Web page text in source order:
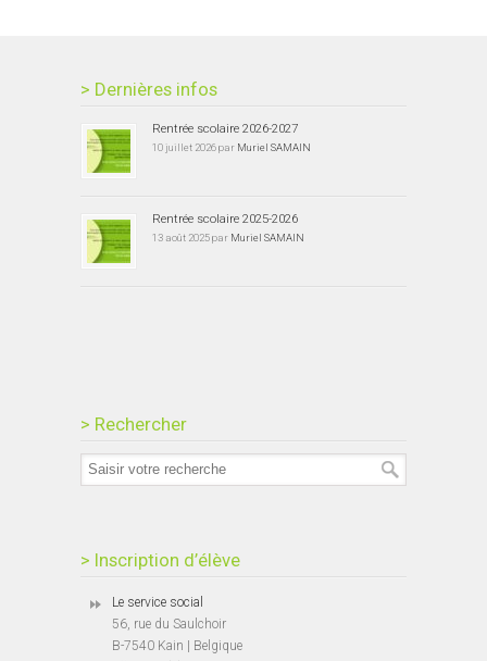
> Dernières infos
Rentrée scolaire 2026-2027
10 juillet 2026 par Muriel SAMAIN
Rentrée scolaire 2025-2026
13 août 2025 par Muriel SAMAIN
> Rechercher
> Inscription d’élève
Le service social
56, rue du Saulchoir
B-7540 Kain | Belgique